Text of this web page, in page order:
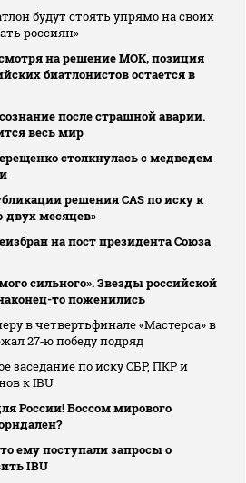
будут стоять упрямо на своих
россиян»
на решение МОК, позиция
биатлонистов остается в
после страшной аварии.
весь мир
столкнулась с медведем
решения CAS по иску к
месяцев»
на пост президента Союза
сильного». Звезды российской
то поженились
в четвертьфинале «Мастерса» в
27‑ю победу подряд
заседание по иску СБР, ПКР и
к IBU
России! Боссом мирового
ему поступали запросы о
IBU